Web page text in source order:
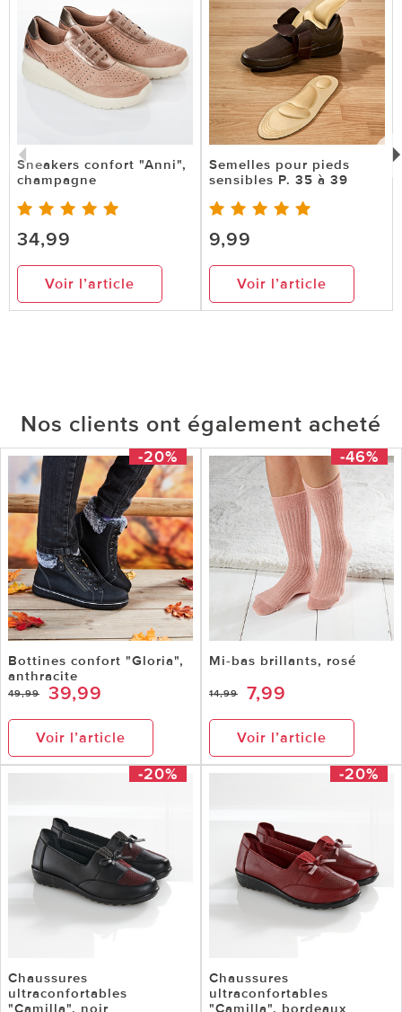
Sneakers confort "Anni",
champagne
34,99
Voir l’article
Semelles pour pieds
sensibles P. 35 à 39
9,99
Voir l’article
Nos clients ont également acheté
-20%
Bottines confort "Gloria",
anthracite
49,99 39,99
Voir l’article
-46%
Mi-bas brillants, rosé
14,99 7,99
Voir l’article
-20%
Chaussures
ultraconfortables
"Camilla", noir
-20%
Chaussures
ultraconfortables
"Camilla", bordeaux